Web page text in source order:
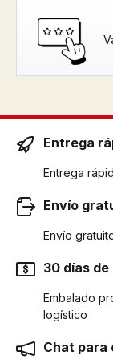
Entrega
Entrega
Envío
Envío
30 días
Embalado
logístico
Chat para